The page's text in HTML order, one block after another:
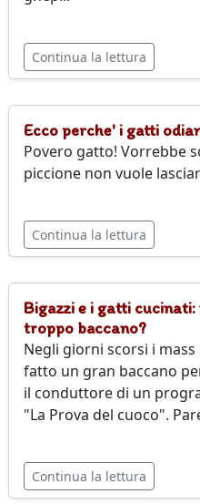
Continua la lettura
Ecco perche' i gatti
Povero gatto! Vorrebbe
piccione non vuole
Continua la lettura
Bigazzi e i gatti
troppo baccano?
Negli giorni scorsi i
fatto un gran baccano
il conduttore di un
"La Prova del cuoco".
Continua la lettura